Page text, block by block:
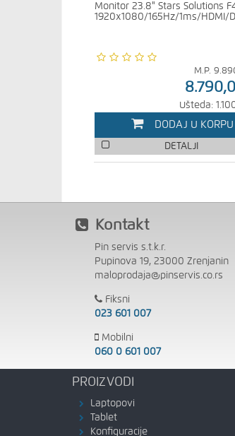
Monitor 23.8" Stars Solutions
1920x1080/165Hz/1ms/HDMI/
M.P.
Ušteda:
DODAJ U KORPU
DETALJI
Kontakt
Pin servis s.t.k.r.
Pupinova 19, 23000 Zrenjanin
maloprodaja@pinservis.co.rs
Fiksni
023 601 007
Mobilni
060 0 601 007
PROIZVODI
Laptopovi
Tablet
Konfiguracije